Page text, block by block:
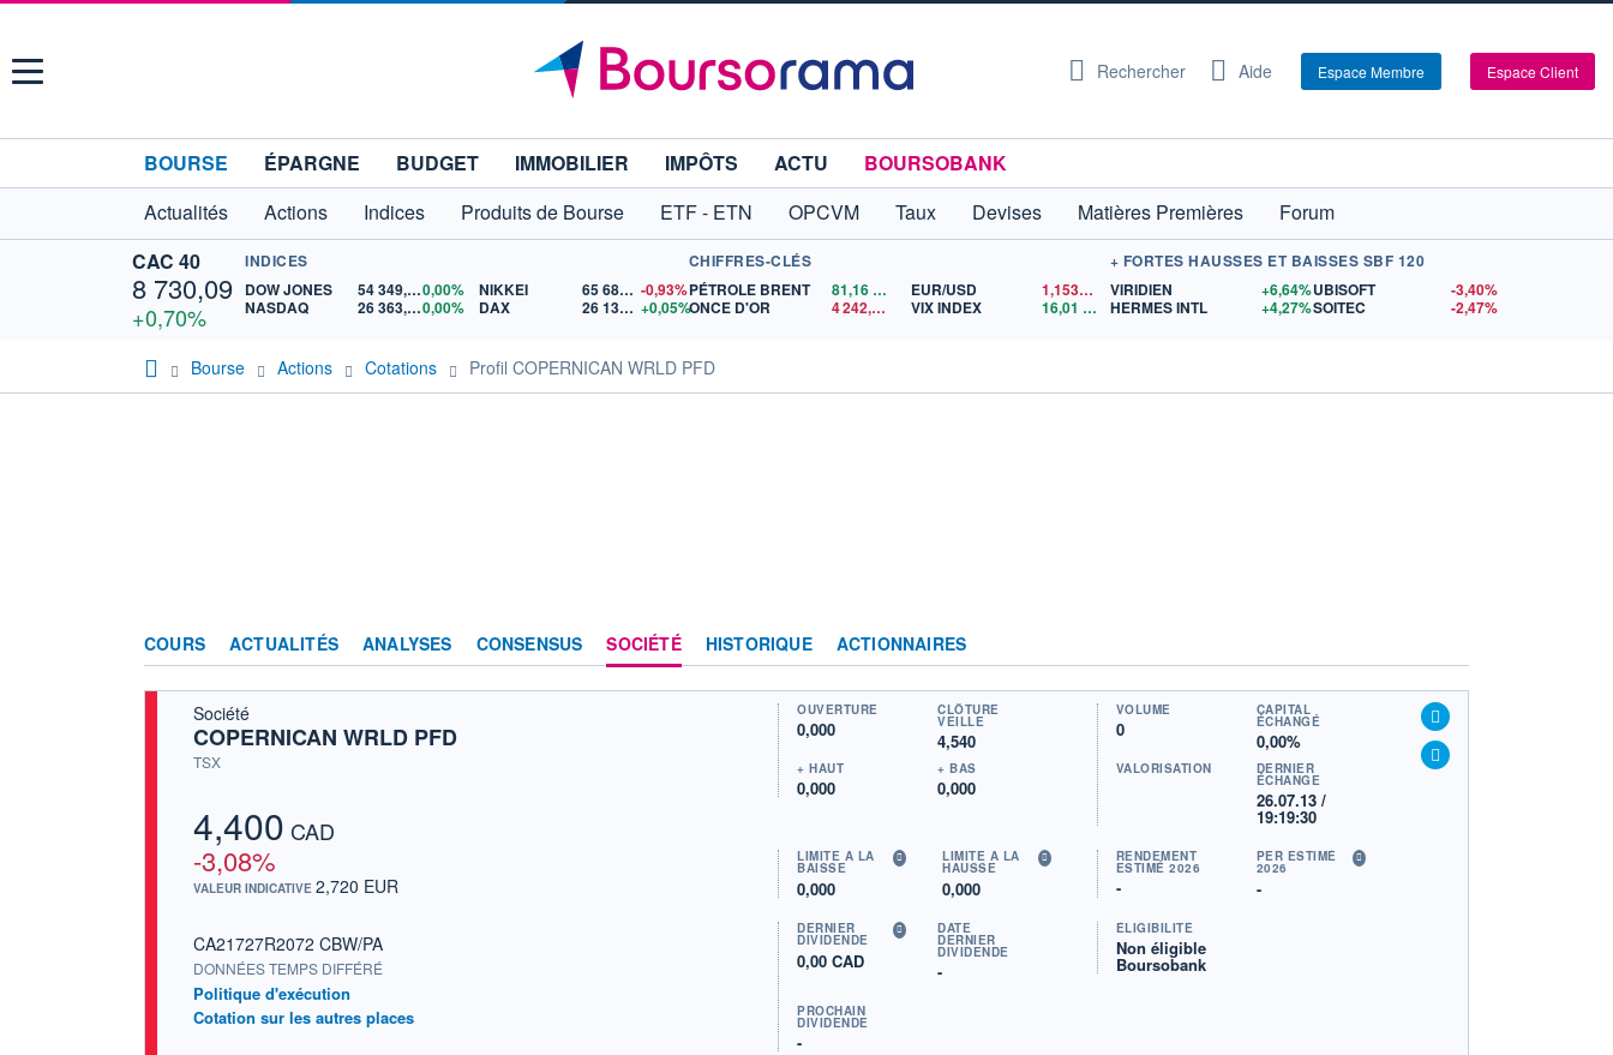
Menu Rechercher Aide Espace Membre Espace Client
BOURSE ÉPARGNE BUDGET IMMOBILIER IMPÔTS ACTU
BOURSOBANK
Actualités
Actions Indices Produits de Bourse ETF - ETN OPCVM Taux Devises Matières Premières
Forum
CAC 40
8 730,09
+0,70%
INDICES
DOW JONES
54 349,120,00%
NASDAQ
26 363,440,00%
NIKKEI 65 683,26 -0,93%
DAX
26 138,56 +0,05%
CHIFFRES-CLÉS
PÉTROLE BRENT
81,16
ONCE D'OR
4 242,34 $US
EUR/USD 1,1539$US
VIX INDEX
16,01
+ FORTES HAUSSES ET BAISSES SBF 120
VIRIDIEN
+6,64%
HERMES INTL
+4,27%
UBISOFT
-3,40%
SOITEC
-2,47%
Bourse Actions Cotations Profil COPERNICAN WRLD PFD
COURS ACTUALITÉS ANALYSES CONSENSUS SOCIÉTÉ HISTORIQUE ACTIONNAIRES
Société
COPERNICAN WRLD PFD
TSX
4,400 CAD
-3,08%
VALEUR INDICATIVE 2,720 EUR
CA21727R2072 CBW/PA
DONNÉES TEMPS DIFFÉRÉ
Politique d'exécution
Cotation sur les autres places
OUVERTURE
0,000
CLÔTURE
VEILLE
4,540
+ HAUT
0,000
+ BAS
0,000
VOLUME
0
CAPITAL
ÉCHANGÉ
0,00%
VALORISATION DERNIER
ÉCHANGE
26.07.13 /
19:19:30
LIMITE À LA
BAISSE
0,000
LIMITE À LA
HAUSSE
0,000
RENDEMENT
ESTIMÉ 2026
-
PER ESTIMÉ
2026
-
DERNIER
DIVIDENDE
0,00 CAD
DATE
DERNIER
DIVIDENDE
-
PROCHAIN
DIVIDENDE
-
ÉLIGIBILITÉ
Non éligible
Boursobank